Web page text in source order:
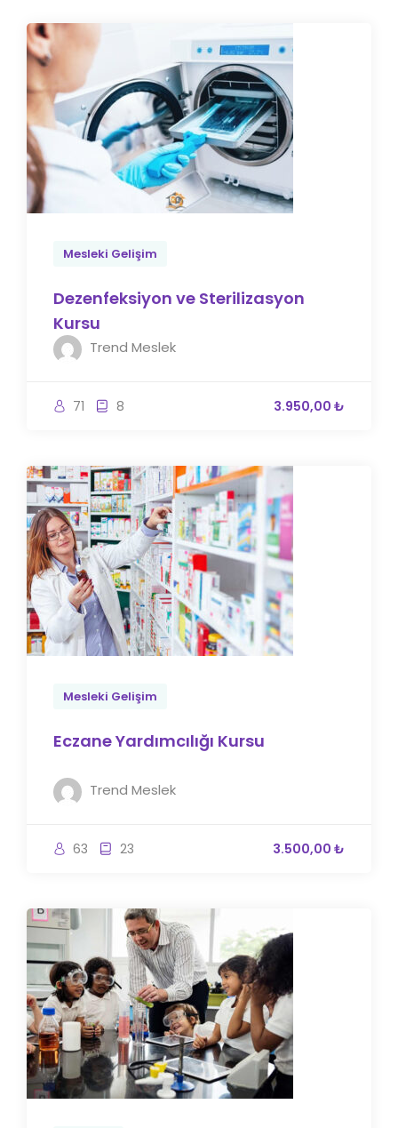
Mesleki Gelişim
Dezenfeksiyon ve Sterilizasyon
Kursu
Trend Meslek
71 8 3.950,00 ₺
Mesleki Gelişim
Eczane Yardımcılığı Kursu
Trend Meslek
63 23 3.500,00 ₺